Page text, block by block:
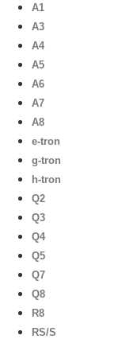
A1
A3
A4
A5
A6
A7
A8
e-tron
g-tron
h-tron
Q2
Q3
Q4
Q5
Q7
Q8
R8
RS/S